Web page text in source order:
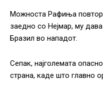
Можноста Рафиња
заедно со Нејмар, му
Бразил во нападот.
Сепак, најголемата
страна, каде што главно